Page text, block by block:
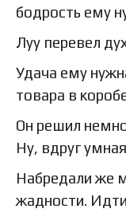
бодрость ему
Луу перевел
Удача ему
товара в
Он решил
Ну, вдруг
Набредали же
жадности.